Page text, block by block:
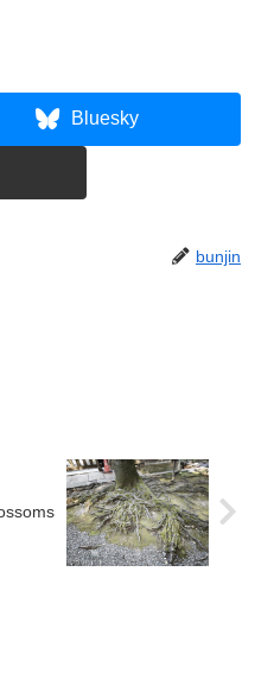
Bluesky
bunjin